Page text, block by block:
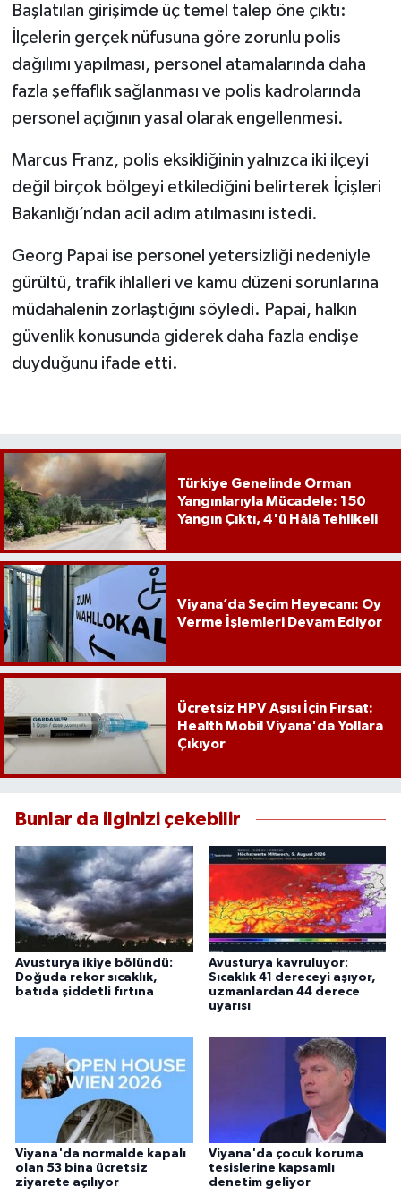
Başlatılan girişimde üç temel talep öne çıktı:
İlçelerin gerçek nüfusuna göre zorunlu polis
dağılımı yapılması, personel atamalarında daha
fazla şeffaflık sağlanması ve polis kadrolarında
personel açığının yasal olarak engellenmesi.
Marcus Franz, polis eksikliğinin yalnızca iki ilçeyi
değil birçok bölgeyi etkilediğini belirterek İçişleri
Bakanlığı’ndan acil adım atılmasını istedi.
Georg Papai ise personel yetersizliği nedeniyle
gürültü, trafik ihlalleri ve kamu düzeni sorunlarına
müdahalenin zorlaştığını söyledi. Papai, halkın
güvenlik konusunda giderek daha fazla endişe
duyduğunu ifade etti.
Türkiye Genelinde Orman
Yangınlarıyla Mücadele: 150
Yangın Çıktı, 4'ü Hâlâ Tehlikeli
Viyana’da Seçim Heyecanı: Oy
Verme İşlemleri Devam Ediyor
Ücretsiz HPV Aşısı İçin Fırsat:
Health Mobil Viyana'da Yollara
Çıkıyor
Bunlar da ilginizi çekebilir
Avusturya ikiye bölündü:
Doğuda rekor sıcaklık,
batıda şiddetli fırtına
Avusturya kavruluyor:
Sıcaklık 41 dereceyi aşıyor,
uzmanlardan 44 derece
uyarısı
Viyana'da normalde kapalı
olan 53 bina ücretsiz
ziyarete açılıyor
Viyana'da çocuk koruma
tesislerine kapsamlı
denetim geliyor